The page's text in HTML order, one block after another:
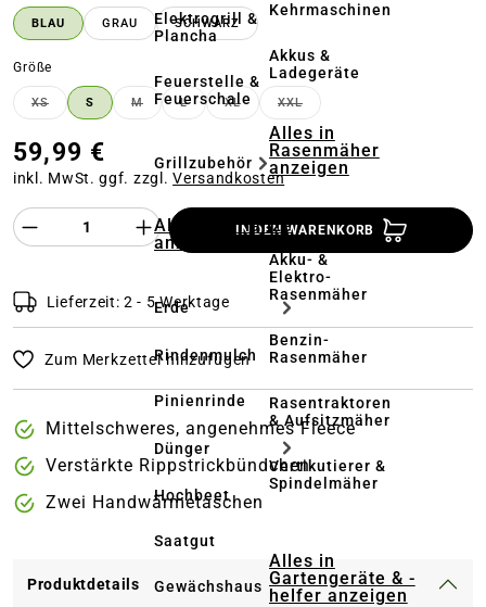
Elektrogrill &
Plancha
Feuerstelle &
Feuerschale
Grillzubehör
Alles in Pflanze
anzeigen
Erde
Rindenmulch
Pinienrinde
Dünger
Hochbeet
Saatgut
Gewächshaus
Kehrmaschinen
Akkus &
Ladegeräte
Alles in
Rasenmäher
anzeigen
Akku- &
Elektro-
Rasenmäher
Benzin-
Rasenmäher
Rasentraktoren
& Aufsitzmäher
Vertikutierer &
Spindelmäher
Alles in
Gartengeräte & -
helfer anzeigen
BLAU GRAU SCHWARZ
Größe
XS(DIESE OPTION IST ZURZEIT NICHT VERFÜGBAR.)
S M(DIESE OPTION IST ZURZEIT NICHT VERFÜGBAR.)
L(DIESE OPTION IST ZURZEIT NICHT
XL(DIESE OPTION IST ZURZEIT NICHT
XXL(DIESE OPTION IST ZURZEIT
59,99 €
inkl. MwSt. ggf. zzgl.Versandkosten
Produkt Anzahl des Produktes
IN DEN WARENKORB
Lieferzeit: 2 - 5 Werktage
Zum Merkzettel hinzufügen
Mittelschweres, angenehmes Fleece
Verstärkte Rippstrickbündchen
Zwei Handwärmetaschen
Produktdetails